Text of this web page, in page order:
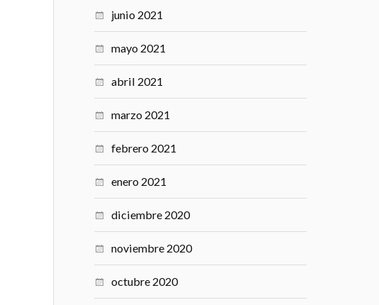
junio 2021
mayo 2021
abril 2021
marzo 2021
febrero 2021
enero 2021
diciembre 2020
noviembre 2020
octubre 2020